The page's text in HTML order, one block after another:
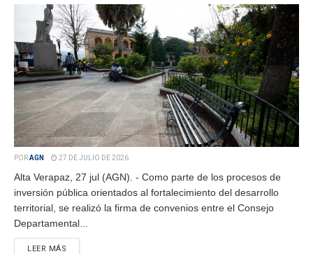
PORAGN 27 DE JULIO DE 2026
Alta Verapaz, 27 jul (AGN). - Como parte de los procesos de
inversión pública orientados al fortalecimiento del desarrollo
territorial, se realizó la firma de convenios entre el Consejo
Departamental...
LEER MÁS